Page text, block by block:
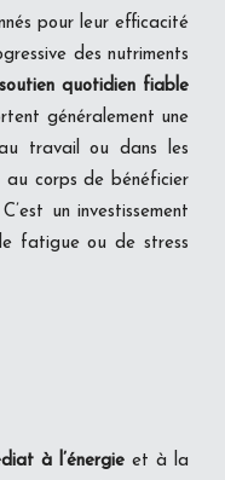
pour leur efficacité
des nutriments
soutien quotidien fiable
généralement une
travail ou dans les
corps de bénéficier
un investissement
fatigue ou de stress
à l’énergie et à la